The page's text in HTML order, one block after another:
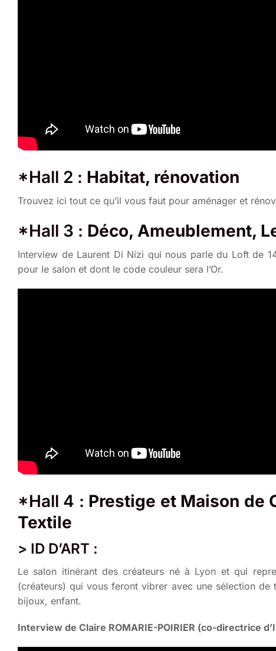
*Hall 2 : Habitat, rénovation
Trouvez ici tout ce qu’il vous faut pour aménager et
*Hall 3 : Déco, Ameublement,
Interview de Laurent Di Nizi qui nous parle du Loft de
pour le salon et dont le code couleur sera l’Or.
*Hall 4 : Prestige et Maison de
Textile
> ID D’ART :
Le salon itinérant des créateurs né à Lyon et qui
(créateurs) qui vous feront vibrer avec une sélection
bijoux, enfant.
Interview de Claire ROMARIE-POIRIER (co-directrice